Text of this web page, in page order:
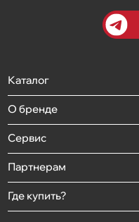
Каталог
О бренде
Сервис
Партнерам
Где купить?